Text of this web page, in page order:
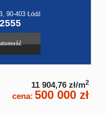
90-403 Łódź
11 904,76 zł/m2
cena: 500 000 zł